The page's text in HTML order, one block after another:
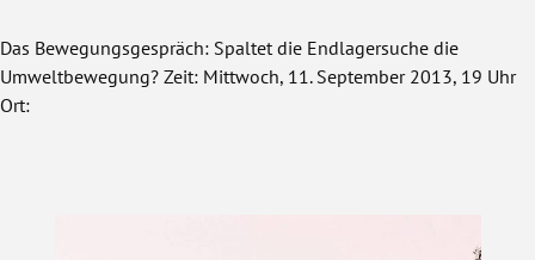
Das Bewegungsgespräch: Spaltet die Endlagersuche die
Umweltbewegung? Zeit: Mittwoch, 11. September 2013, 19 Uhr
Ort: